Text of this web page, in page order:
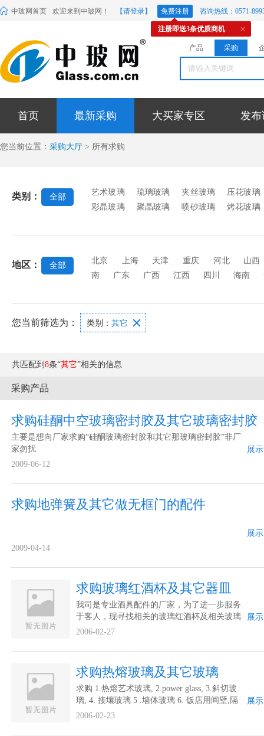
中玻网首页 欢迎来到中玻网！ 【请登录】 免费注册 咨询热线：0571-
注册即送3条优质商机
产品 采购
首页 最新采购 大买家专区 发布
您当前位置： 采购大厅 > 所有求购
类别： 全部
艺术玻璃 琉璃玻璃 夹丝玻璃
压花玻璃
彩晶玻璃
聚晶玻璃 喷砂玻璃
烤花玻璃
璃
雕刻玻璃 镶嵌宝石 碎花玻璃
玉
地区： 全部
北京 上海 天津 重庆 河北
山西
南
广东 广西 江西 四川 海南
您当前筛选为： 类别： 其它 
共匹配到 8条“其它”相关的信息
采购产品
求购硅酮中空玻璃密封胶及其它玻璃密封胶
主要是想向厂家求购“硅酮玻璃密封胶和其它那玻璃密封胶”非厂
家勿扰
展
2009-06-12
求购地弹簧及其它做无框门的配件
展
2009-04-14
求购玻璃红酒杯及其它器皿
我司是专业酒具配件的厂家，为了进一步服务
于客人，现寻找相关的玻璃红酒杯及相关玻璃
器皿合作厂家进行联系。谢谢。
展
2006-02-27
求购热熔玻璃及其它玻璃
求购 1.热熔艺术玻璃, 2.power glass, 3.斜切玻
璃, 4. 接壤玻璃 5 .墙体玻璃 6. 饭店用间壁,隔
墙,间隔玻璃
展
2006-02-23